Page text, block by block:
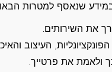
שנאסף למטרות
את השירותים.
העיצוב
ולאמת את פרטייך.